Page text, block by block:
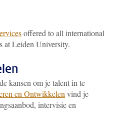
offered to all international
at Leiden University.
kansen om je talent in te
en Ontwikkelen vind je
intervisie en